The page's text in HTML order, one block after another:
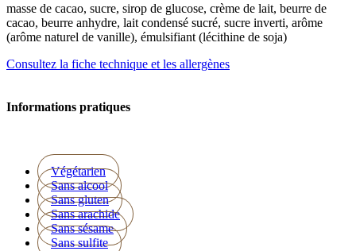
masse de cacao, sucre, sirop de glucose, crème de lait, beurre de
cacao, beurre anhydre, lait condensé sucré, sucre inverti, arôme
(arôme naturel de vanille), émulsifiant (lécithine de soja)
Consultez la fiche technique et les allergènes
Informations pratiques
Végétarien
Sans alcool
Sans gluten
Sans arachide
Sans sésame
Sans sulfite